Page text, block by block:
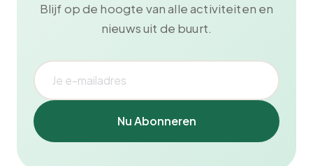
Blijf op de hoogte van alle activiteiten en
nieuws uit de buurt.
Nu Abonneren